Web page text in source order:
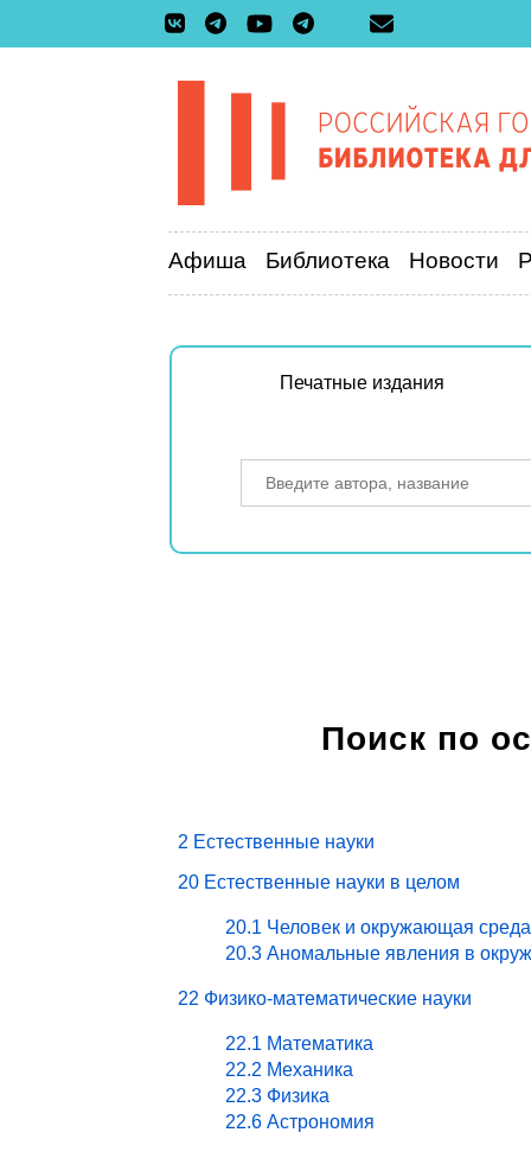
Афиша Библиотека Новости
Печатные издания
Поиск по
2 Естественные науки
20 Естественные науки в целом
20.1 Человек и окружающая
20.3 Аномальные явления в
22 Физико-математические науки
22.1 Математика
22.2 Механика
22.3 Физика
22.6 Астрономия